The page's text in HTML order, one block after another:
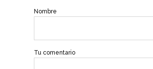
Nombre
Tu comentario